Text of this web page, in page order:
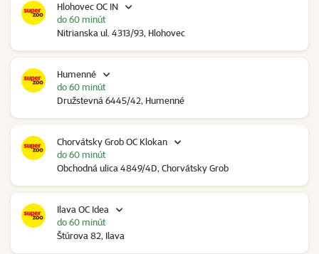
Hlohovec OC IN
Nitrianska ul. 4313/93, Hlohovec
do 60 minút
Humenné
Družstevná 6445/42, Humenné
do 60 minút
Chorvátsky Grob OC Klokan
Obchodná ulica 4849/4D, Chorvátsky Grob
do 60 minút
Ilava OC Idea
Štúrova 82, Ilava
do 60 minút